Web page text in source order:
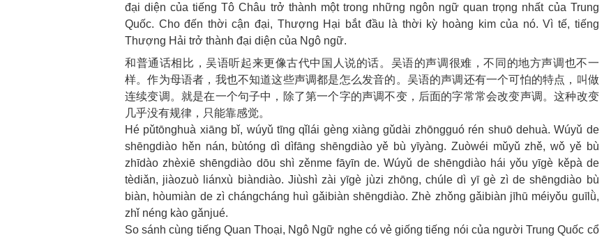
đại diện của tiếng Tô Châu trở thành một trong những ngôn ngữ quan trọng nhất của Trung
Quốc. Cho đến thời cận đại, Thượng Hại bắt đầu là thời kỳ hoàng kim của nó. Vì tế, tiếng
Thượng Hải trở thành đại diện của Ngô ngữ.
和普通话相比，吴语听起来更像古代中国人说的话。吴语的声调很难，不同的地方声调也不一
样。作为母语者，我也不知道这些声调都是怎么发音的。吴语的声调还有一个可怕的特点，叫做
连续变调。就是在一个句子中，除了第一个字的声调不变，后面的字常常会改变声调。这种改变
几乎没有规律，只能靠感觉。
Hé pǔtōnghuà xiāng bǐ, wúyǔ tīng qǐlái gèng xiàng gǔdài zhōngguó rén shuō dehuà. Wúyǔ de
shēngdiào hěn nán, bùtóng dì dìfāng shēngdiào yě bù yīyàng. Zuòwéi mǔyǔ zhě, wǒ yě bù
zhīdào zhèxiē shēngdiào dōu shì zěnme fāyīn de. Wúyǔ de shēngdiào hái yǒu yīgè kěpà de
tèdiǎn, jiàozuò liánxù biàndiào. Jiùshì zài yīgè jùzi zhōng, chúle dì yī gè zì de shēngdiào bù
biàn, hòumiàn de zì chángcháng huì gǎibiàn shēngdiào. Zhè zhǒng gǎibiàn jīhū méiyǒu guīlǜ,
zhǐ néng kào gǎnjué.
So sánh cùng tiếng Quan Thoại, Ngô Ngữ nghe có vẻ giống tiếng nói của người Trung Quốc cổ